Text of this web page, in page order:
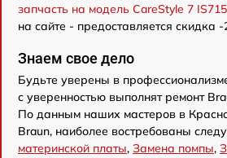
запчасть на модель CareStyle 7
на сайте - предоставляется скидка -
Знаем свое дело
Будьте уверены в
с уверенностью выполнят ремонт
По данным наших мастеров в
Braun, наиболее востребованы
материнской платы, Замена помпы,